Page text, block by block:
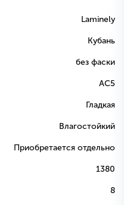
Laminely
Кубань
без фаски
AC5
Гладкая
Влагостойкий
Приобретается отдельно
1380
8